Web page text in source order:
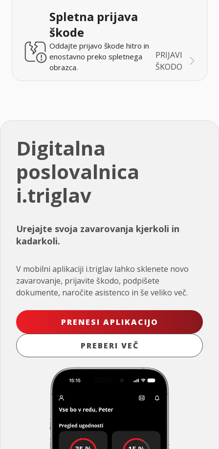
Spletna prijava
škode
Oddajte prijavo škode hitro in
enostavno preko spletnega
obrazca.
PRIJAVI
ŠKODO
Digitalna
poslovalnica
i.triglav
Urejajte svoja zavarovanja kjerkoli in
kadarkoli.
V mobilni aplikaciji i.triglav lahko sklenete novo
zavarovanje, prijavite škodo, podpišete
dokumente, naročite asistenco in še veliko več.
PRENESI APLIKACIJO
PREBERI VEČ